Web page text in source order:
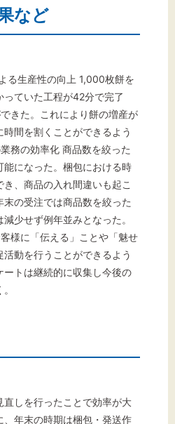
など
生産性の向上 1,000枚餅を
ていた工程が42分で完了
きた。これにより餅の増産が
間を割くことができるよう
務の効率化 商品数を絞った
能になった。梱包における時
、商品の入れ間違いも起こ
の受注では商品数を絞った
少せず例年並みとなった。
様に「伝える」ことや「魅せ
動を行うことができるよう
ートは継続的に収集し今後の
しを行ったことで効率が大
年末の時期は梱包・発送作